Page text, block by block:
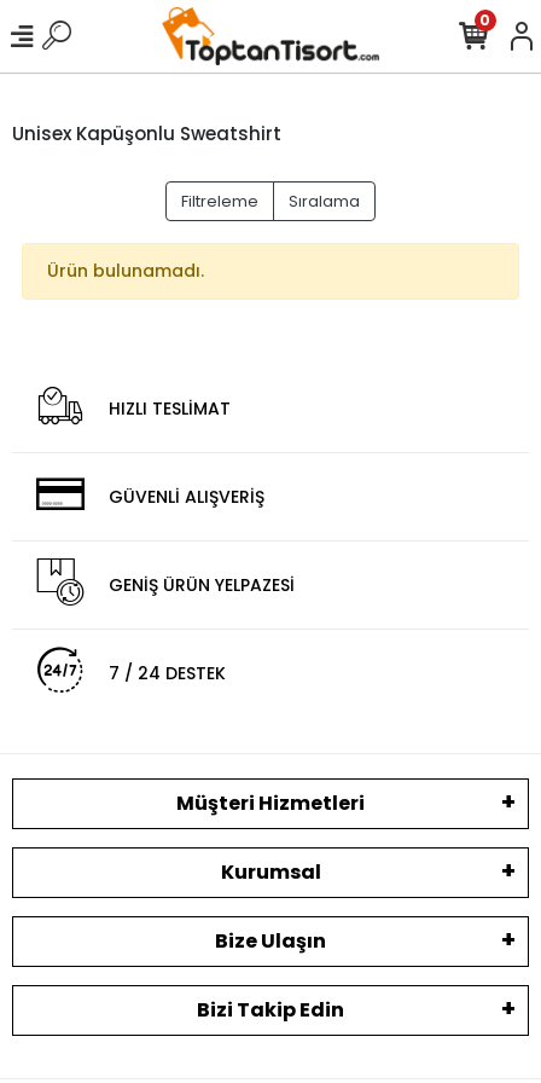
0
Unisex Kapüşonlu Sweatshirt
Filtreleme Sıralama
Ürün bulunamadı.
HIZLI TESLİMAT
GÜVENLİ ALIŞVERİŞ
GENİŞ ÜRÜN YELPAZESİ
7 / 24 DESTEK
Müşteri Hizmetleri
Kurumsal
Bize Ulaşın
Bizi Takip Edin